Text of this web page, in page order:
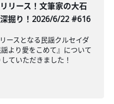
リース！文筆家の大石
掘り！2026/6/22 #616
ースとなる民謡クルセイダ
より愛をこめて』について
ていただきました！